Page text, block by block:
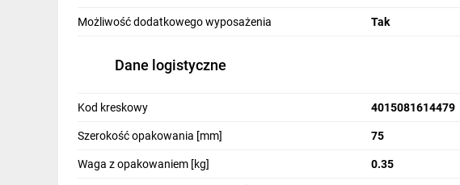
Telewizja naziemna i satelitarna
Możliwość dodatkowego wyposażenia Tak
Dane logistyczne
Kod kreskowy 4015081614479
Szerokość opakowania [mm] 75
Waga z opakowaniem [kg] 0.35